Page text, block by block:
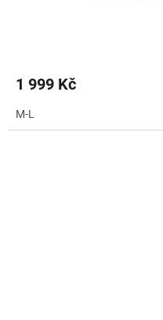
1 999 Kč
M-L